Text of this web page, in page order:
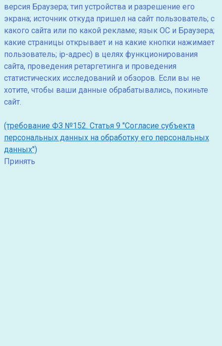
версия Браузера; тип устройства и разрешение его
экрана; источник откуда пришел на сайт пользователь; с
какого сайта или по какой рекламе; язык ОС и Браузера;
какие страницы открывает и на какие кнопки нажимает
пользователь; ip-адрес) в целях функционирования
сайта, проведения ретаргетинга и проведения
статистических исследований и обзоров. Если вы не
хотите, чтобы ваши данные обрабатывались, покиньте
сайт.
(требование ФЗ №152. Статья 9 "Согласие субъекта
персональных данных на обработку его персональных
данных")
Принять